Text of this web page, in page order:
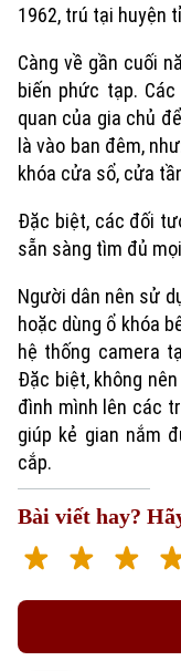
1962, trú tại huyện
Càng về gần cuối
biến phức tạp.
quan của gia chủ
là vào ban đêm,
khóa cửa sổ, cửa
Đặc biệt, các đối
sẵn sàng tìm đủ
Người dân nên sử
hoặc dùng ổ khóa
hệ thống camera
Đặc biệt, không
đình mình lên các
giúp kẻ gian nắm
cắp.
Bài viết hay?